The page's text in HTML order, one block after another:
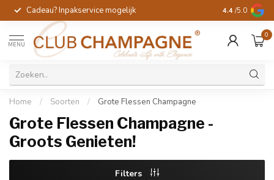
Cadeau? Inpakservice mogelijk Gratis
4.4 /5.0
MENU
0
Home / Soorten / Grote Flessen Champagne
Grote Flessen Champagne -
Groots Genieten!
Filters